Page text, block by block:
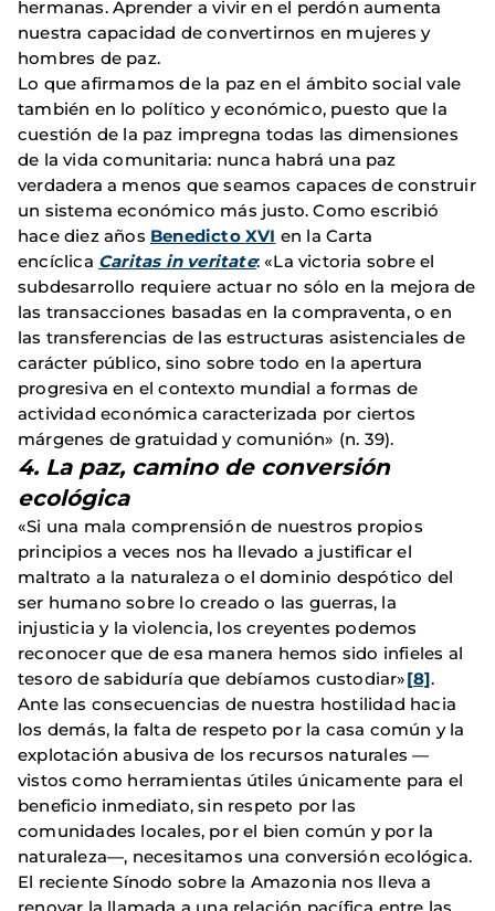
hermanas. Aprender a vivir en el perdón aumenta
nuestra capacidad de convertirnos en mujeres y
hombres de paz.
Lo que afirmamos de la paz en el ámbito social vale
también en lo político y económico, puesto que la
cuestión de la paz impregna todas las dimensiones
de la vida comunitaria: nunca habrá una paz
verdadera a menos que seamos capaces de construir
un sistema económico más justo. Como escribió
hace diez años Benedicto XVI en la Carta
encíclica Caritas in veritate: «La victoria sobre el
subdesarrollo requiere actuar no sólo en la mejora de
las transacciones basadas en la compraventa, o en
las transferencias de las estructuras asistenciales de
carácter público, sino sobre todo en la apertura
progresiva en el contexto mundial a formas de
actividad económica caracterizada por ciertos
márgenes de gratuidad y comunión» (n. 39).
4. La paz, camino de conversión
ecológica
«Si una mala comprensión de nuestros propios
principios a veces nos ha llevado a justificar el
maltrato a la naturaleza o el dominio despótico del
ser humano sobre lo creado o las guerras, la
injusticia y la violencia, los creyentes podemos
reconocer que de esa manera hemos sido infieles al
tesoro de sabiduría que debíamos custodiar»[8].
Ante las consecuencias de nuestra hostilidad hacia
los demás, la falta de respeto por la casa común y la
explotación abusiva de los recursos naturales —
vistos como herramientas útiles únicamente para el
beneficio inmediato, sin respeto por las
comunidades locales, por el bien común y por la
naturaleza—, necesitamos una conversión ecológica.
El reciente Sínodo sobre la Amazonia nos lleva a